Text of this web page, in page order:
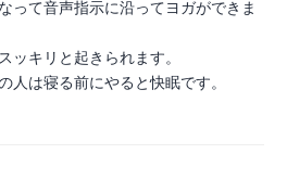
って音声指示に沿ってヨガができま
ッキリと起きられます。
人は寝る前にやると快眠です。